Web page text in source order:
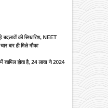
की सिफारिश, NEET
बार ही मिले मौका
शामिल होता है, 24 लाख ने 2024